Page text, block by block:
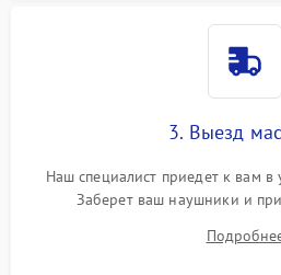
3. Выезд
Наш специалист приедет к вам в
Заберет ваш наушники и